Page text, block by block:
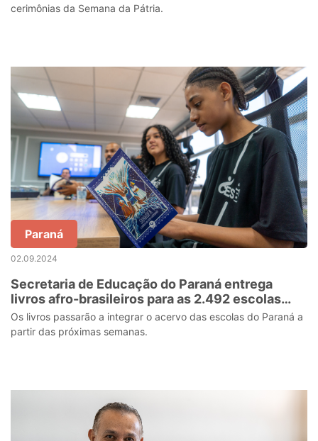
cerimônias da Semana da Pátria.
Paraná
02.09.2024
Secretaria de Educação do Paraná entrega
livros afro-brasileiros para as 2.492 escolas
estaduais
Os livros passarão a integrar o acervo das escolas do Paraná a
partir das próximas semanas.